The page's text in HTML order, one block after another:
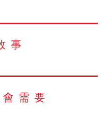
事
需要